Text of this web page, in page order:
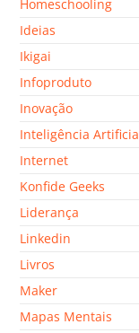
Homeschooling
Ideias
Ikigai
Infoproduto
Inovação
Inteligência
Internet
Konfide Geeks
Liderança
Linkedin
Livros
Maker
Mapas Mentais